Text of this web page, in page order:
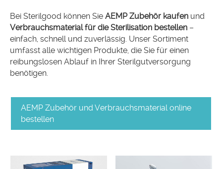
Bei Sterilgood können Sie AEMP Zubehör kaufen und
Verbrauchsmaterial für die Sterilisation bestellen –
einfach, schnell und zuverlässig. Unser Sortiment
umfasst alle wichtigen Produkte, die Sie für einen
reibungslosen Ablauf in Ihrer Sterilgutversorgung
benötigen.
AEMP Zubehör und Verbrauchsmaterial online
bestellen